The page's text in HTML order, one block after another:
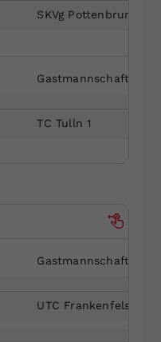
SKVg Pottenbrunn 1
Gastmannschaft
TC Tulln 1
Gastmannschaft
UTC Frankenfels 1